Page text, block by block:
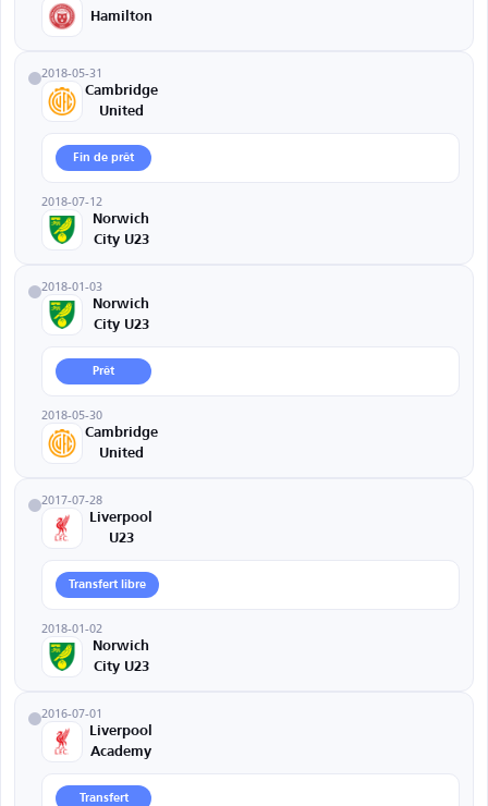
Hamilton
2018-05-31
Cambridge
United
Fin de prêt
2018-07-12
Norwich
City U23
2018-01-03
Norwich
City U23
Prêt
2018-05-30
Cambridge
United
2017-07-28
Liverpool
U23
Transfert libre
2018-01-02
Norwich
City U23
2016-07-01
Liverpool
Academy
Transfert